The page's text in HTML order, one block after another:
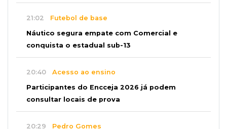
21:02 Futebol de base
Náutico segura empate com Comercial e
conquista o estadual sub-13
20:40 Acesso ao ensino
Participantes do Encceja 2026 já podem
consultar locais de prova
20:29 Pedro Gomes